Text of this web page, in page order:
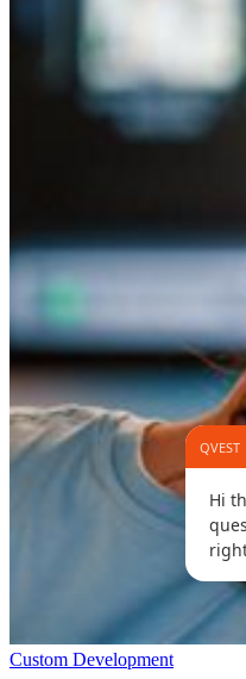
Custom Development